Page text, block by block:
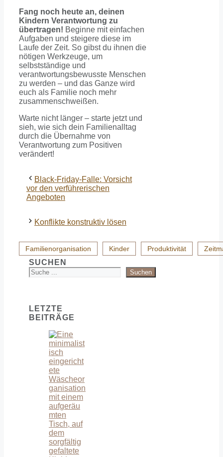
Fang noch heute an, deinen
Kindern Verantwortung zu
übertragen! Beginne mit einfachen
Aufgaben und steigere diese im
Laufe der Zeit. So gibst du ihnen die
nötigen Werkzeuge, um
selbstständige und
verantwortungsbewusste Menschen
zu werden – und das Ganze wird
euch als Familie noch mehr
zusammenschweißen.
Warte nicht länger – starte jetzt und
sieh, wie sich dein Familienalltag
durch die Übernahme von
Verantwortung zum Positiven
verändert!
Black-Friday-Falle: Vorsicht
vor den verführerischen
Angeboten
Konflikte konstruktiv lösen
Familienorganisation Kinder Produktivität
SUCHEN
Suchen
LETZTE
BEITRÄGE